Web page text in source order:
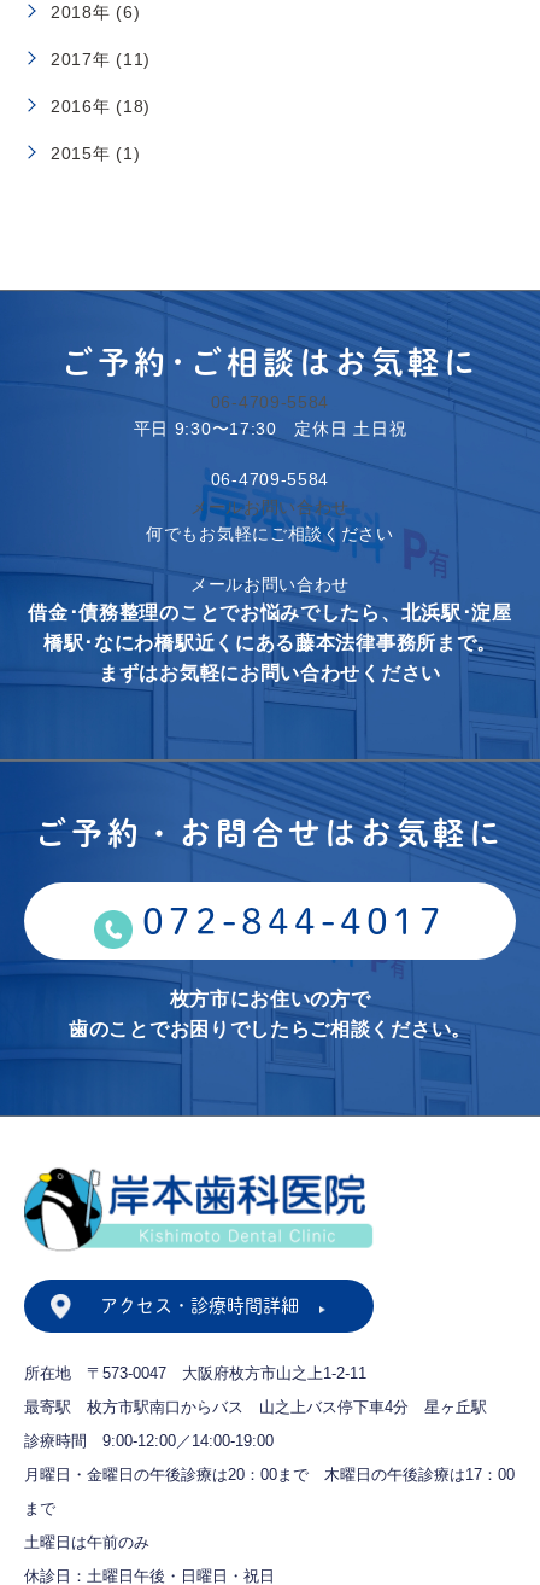
2018年 (6)
2017年 (11)
2016年 (18)
2015年 (1)
ご予約･ご相談はお気軽に
06-4709-5584
平日 9:30〜17:30 定休日 土日祝
06-4709-5584
メールお問い合わせ
何でもお気軽にご相談ください
メールお問い合わせ
借金･債務整理のことでお悩みでしたら、北浜駅･淀屋
橋駅･なにわ橋駅近くにある藤本法律事務所まで。
まずはお気軽にお問い合わせください
ご予約・お問合せはお気軽に
072-844-4017
枚方市にお住いの方で
歯のことでお困りでしたらご相談ください。
アクセス・診療時間詳細
所在地 〒573-0047 大阪府枚方市山之上1-2-11
最寄駅 枚方市駅南口からバス 山之上バス停下車4分 星ヶ丘駅
診療時間 9:00-12:00／14:00-19:00
月曜日・金曜日の午後診療は20：00まで 木曜日の午後診療は17：00
まで
土曜日は午前のみ
休診日：土曜日午後・日曜日・祝日